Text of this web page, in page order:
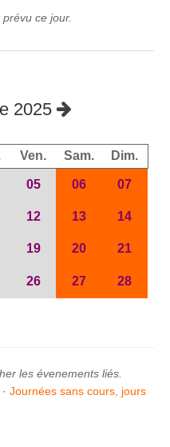
ce jour.
2025
Ven. Sam. Dim.
05 06 07
12 13 14
19 20 21
26 27 28
les évenements liés.
· Journées sans cours, jours